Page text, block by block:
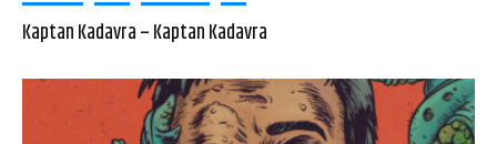
Kaptan Kadavra – Kaptan Kadavra